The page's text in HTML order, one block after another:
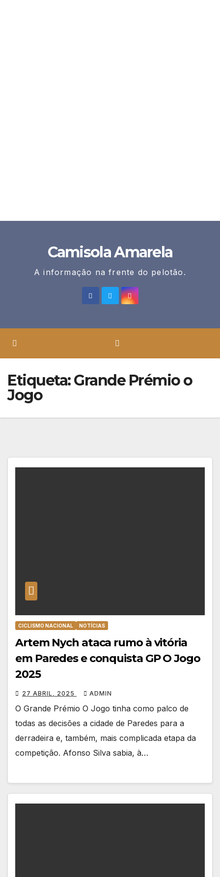
Camisola Amarela
A informação na frente do pelotão.
Etiqueta:Grande Prémio o
Jogo
CICLISMO NACIONAL NOTÍCIAS
Artem Nych ataca rumo à vitória
em Paredes e conquista GP O Jogo
2025
27 ABRIL, 2025 ADMIN
O Grande Prémio O Jogo tinha como palco de
todas as decisões a cidade de Paredes para a
derradeira e, também, mais complicada etapa da
competição. Afonso Silva sabia, à…